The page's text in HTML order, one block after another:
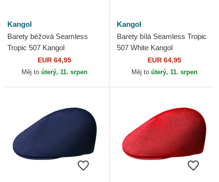
Kangol
Barety béžová Seamless
Tropic 507 Kangol
EUR 64,95
Měj to úterý, 11. srpen
Kangol
Barety bílá Seamless Tropic
507 White Kangol
EUR 64,95
Měj to úterý, 11. srpen